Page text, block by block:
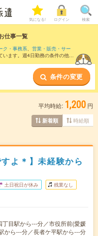
気になる! ログイン 検索
仕事一覧
ク・事務系、 営業・販売・サー
います。週4日勤務の条件の他
条件の変更
平均時給: 1,200 円
新着順 時給順
よ＊】未経験から
土日祝日が休み 残業なし
目駅から---分／市役所前(愛媛
から---分／長者ケ平駅から---分